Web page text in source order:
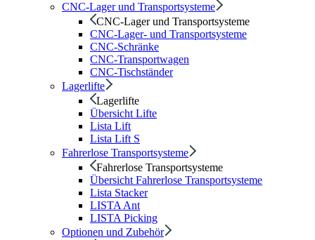
CNC-Lager und Transportsysteme
CNC-Lager und Transportsysteme
CNC-Lager- und Transportsysteme
CNC-Schränke
CNC-Transportwagen
CNC-Tischständer
Lagerlifte
Lagerlifte
Übersicht Lifte
Lista Lift
Lista Lift S
Fahrerlose Transportsysteme
Fahrerlose Transportsysteme
Übersicht Fahrerlose Transportsysteme
Lista Stacker
LISTA Ant
LISTA Picking
Optionen und Zubehör